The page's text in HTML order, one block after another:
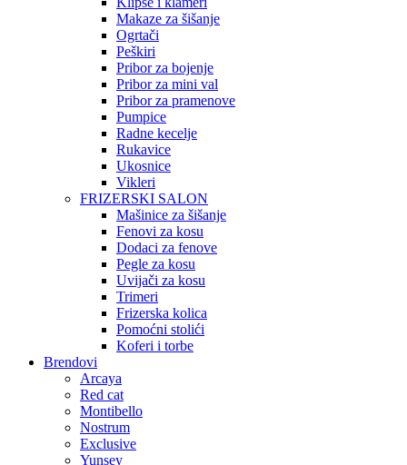
Makaze za šišanje
Ogrtači
Peškiri
Pribor za bojenje
Pribor za mini val
Pribor za pramenove
Pumpice
Radne kecelje
Rukavice
Ukosnice
Vikleri
FRIZERSKI SALON
Mašinice za šišanje
Fenovi za kosu
Dodaci za fenove
Pegle za kosu
Uvijači za kosu
Trimeri
Frizerska kolica
Pomoćni stolići
Koferi i torbe
Brendovi
Arcaya
Red cat
Montibello
Nostrum
Exclusive
Yunsey